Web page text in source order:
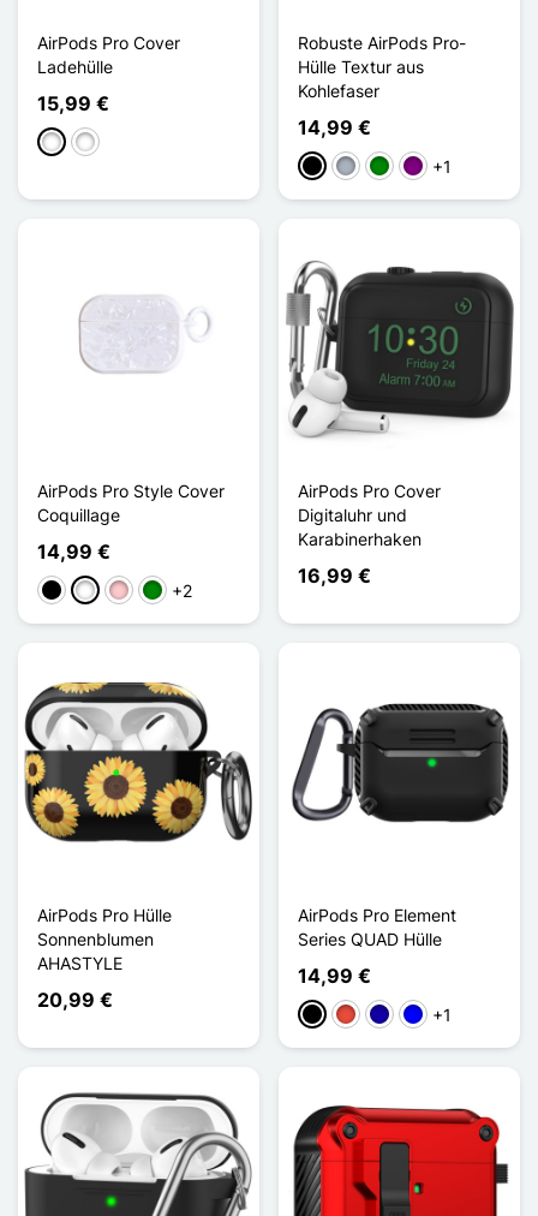
AirPods Pro Cover
Ladehülle
15,99 €
Noir / Rouge
Noir / Vert
Robuste AirPods Pro-
Hülle Textur aus
Kohlefaser
14,99 €
Schwarz
GrauGrünViolett
+1
AirPods Pro Style Cover
Coquillage
14,99 €
Schwarz
WeißPinkGrün+2
AirPods Pro Cover
Digitaluhr und
Karabinerhaken
16,99 €
AirPods Pro Hülle
Sonnenblumen
AHASTYLE
20,99 €
AirPods Pro Element
Series QUAD Hülle
14,99 €
Schwarz
Rot Dunkelblau
Blau+1